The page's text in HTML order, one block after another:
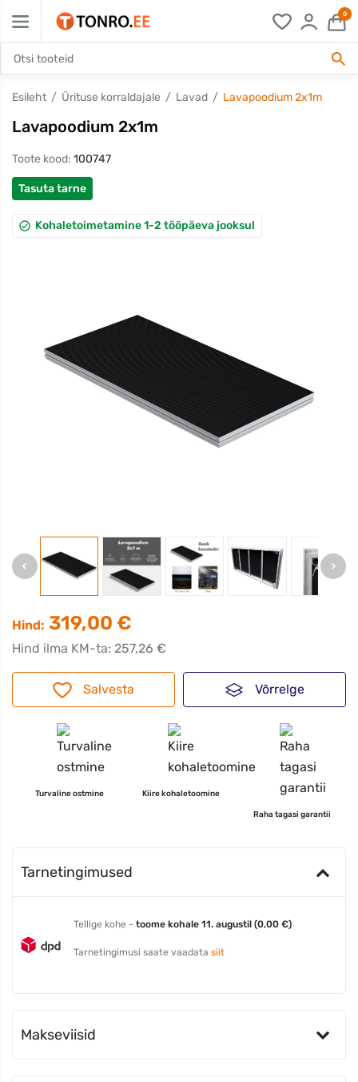
0
Esileht Ürituse korraldajale Lavad Lavapoodium 2x1m
Lavapoodium 2x1m
Toote kood: 100747
Tasuta tarne
Kohaletoimetamine 1-2 tööpäeva jooksul
Hind: 319,00 €
Hind ilma KM-ta: 257,26 €
Salvesta Võrrelge
Turvaline ostmine Kiire kohaletoomine
Raha tagasi garantii
Tarnetingimused
Tellige kohe - toome kohale 11. augustil (0,00 €)
Tarnetingimusi saate vaadata siit
Makseviisid